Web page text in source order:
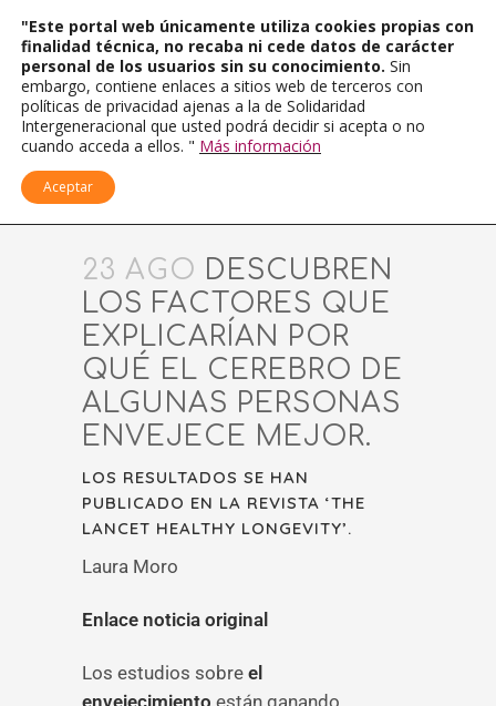
23 AGO DESCUBREN
LOS FACTORES QUE
EXPLICARÍAN POR
QUÉ EL CEREBRO DE
ALGUNAS PERSONAS
ENVEJECE MEJOR.
LOS RESULTADOS SE HAN
PUBLICADO EN LA REVISTA ‘THE
LANCET HEALTHY LONGEVITY’.
Laura Moro
Enlace noticia original
Los estudios sobre el
envejecimiento están ganando
"Este portal web únicamente utiliza cookies propias con
finalidad técnica, no recaba ni cede datos de carácter
personal de los usuarios sin su conocimiento. Sin
embargo, contiene enlaces a sitios web de terceros con
políticas de privacidad ajenas a la de Solidaridad
Intergeneracional que usted podrá decidir si acepta o no
cuando acceda a ellos. " Más información
Aceptar